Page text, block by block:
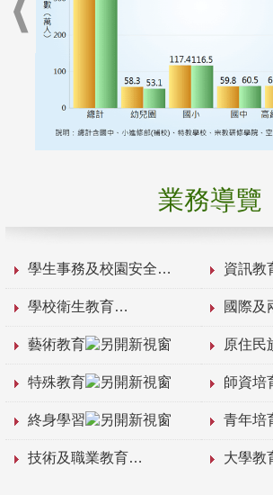
業務導覽
學生事務及校園安全 資訊教
學校衛生教育 國際及
藝術教育 原住民
特殊教育 師資培
終身學習 青年培
技術及職業教育 大學教